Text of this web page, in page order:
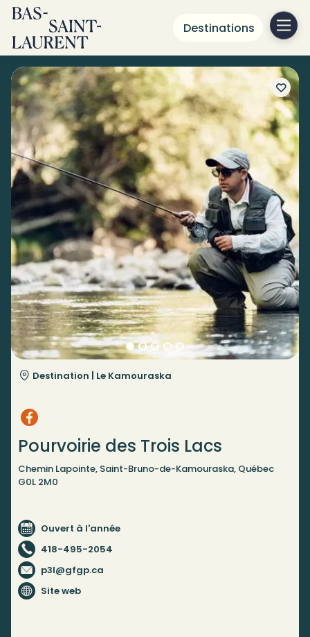
Destinations
Destination | Le Kamouraska
Pourvoirie des Trois Lacs
Chemin Lapointe, Saint-Bruno-de-Kamouraska, Québec
G0L 2M0
Ouvert à l'année
418-495-2054
p3l@gfgp.ca
Site web